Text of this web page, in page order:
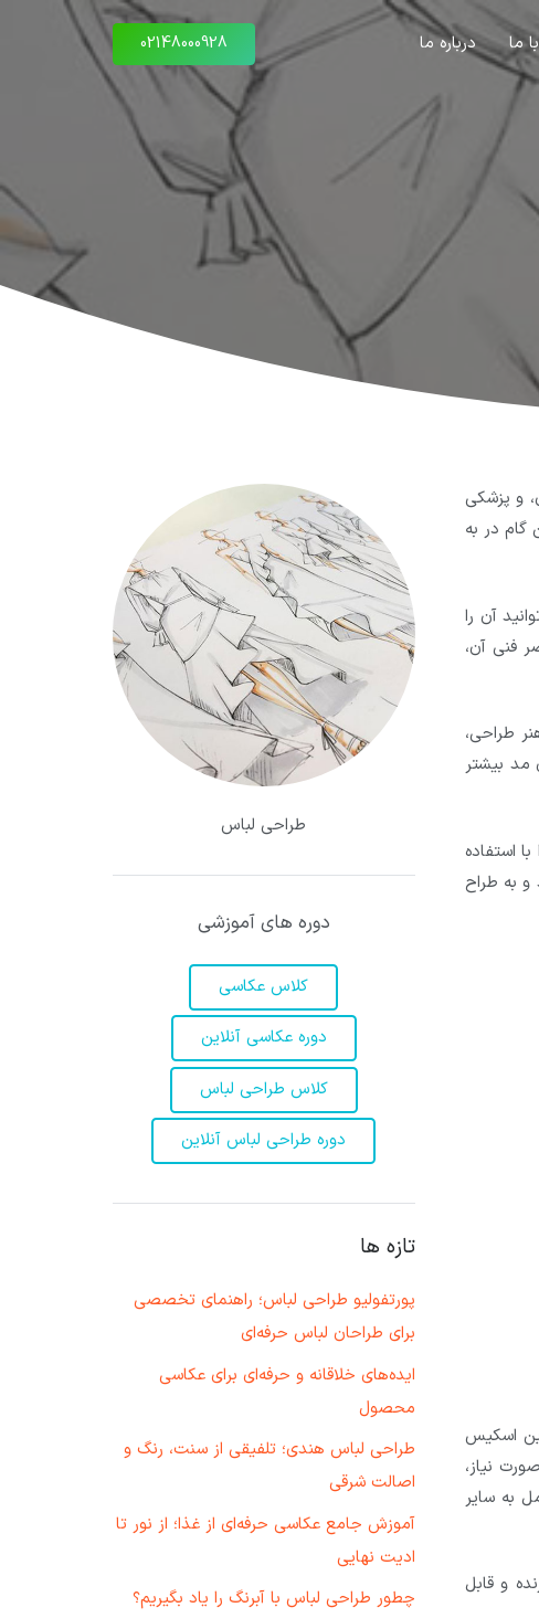
ما درباره ما 02148000928
و پزشکی
در به
آن را
فنی آن،
طراحی،
مد بیشتر
استفاده
و به طراح
اسکیس‌
نیاز،
به سایر
و قابل
طراحی لباس
دوره های آموزشی
کلاس عکاسی
دوره عکاسی آنلاین
کلاس طراحی لباس
دوره طراحی لباس آنلاین
تازه ها
پورتفولیو طراحی لباس؛ راهنمای تخصصی
برای طراحان لباس حرفه‌ای
ایده‌های خلاقانه و حرفه‌ای برای عکاسی
محصول
طراحی لباس هندی؛ تلفیقی از سنت، رنگ و
اصالت شرقی
آموزش جامع عکاسی حرفه‌ای از غذا؛ از نور تا
ادیت نهایی
چطور طراحی لباس با آبرنگ را یاد بگیریم؟